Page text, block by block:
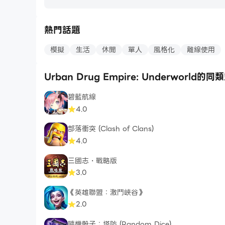
熱門話題
模擬 生活 休閒 單人 風格化 離線使用
Urban Drug Empire: Underworld的同類
碧藍航線
4.0
部落衝突 (Clash of Clans)
4.0
三國志・戰略版
3.0
《英雄聯盟：激鬥峽谷》
2.0